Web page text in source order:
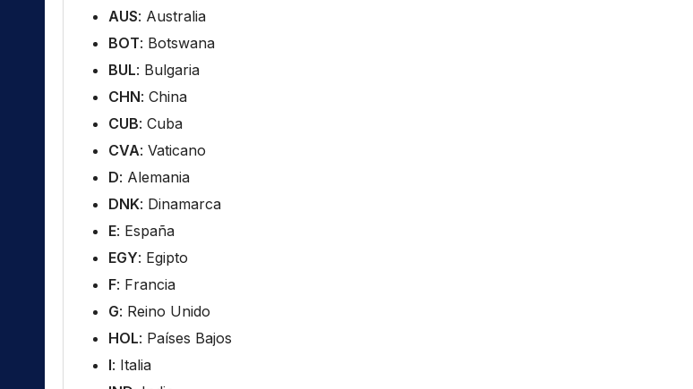
AUS: Australia
BOT: Botswana
BUL: Bulgaria
CHN: China
CUB: Cuba
CVA: Vaticano
D: Alemania
DNK: Dinamarca
E: España
EGY: Egipto
F: Francia
G: Reino Unido
HOL: Países Bajos
I: Italia